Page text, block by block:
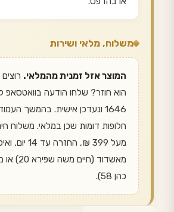
משלוח, מלאי ושירות
המוצר אזל זמנית מהמלאי.
1646 ונעדכן אישית. בהמשך
חלופות דומות שכן במלאי. משלוח
מעל 399 ₪, החזרה
מאשדוד
כהן 58).